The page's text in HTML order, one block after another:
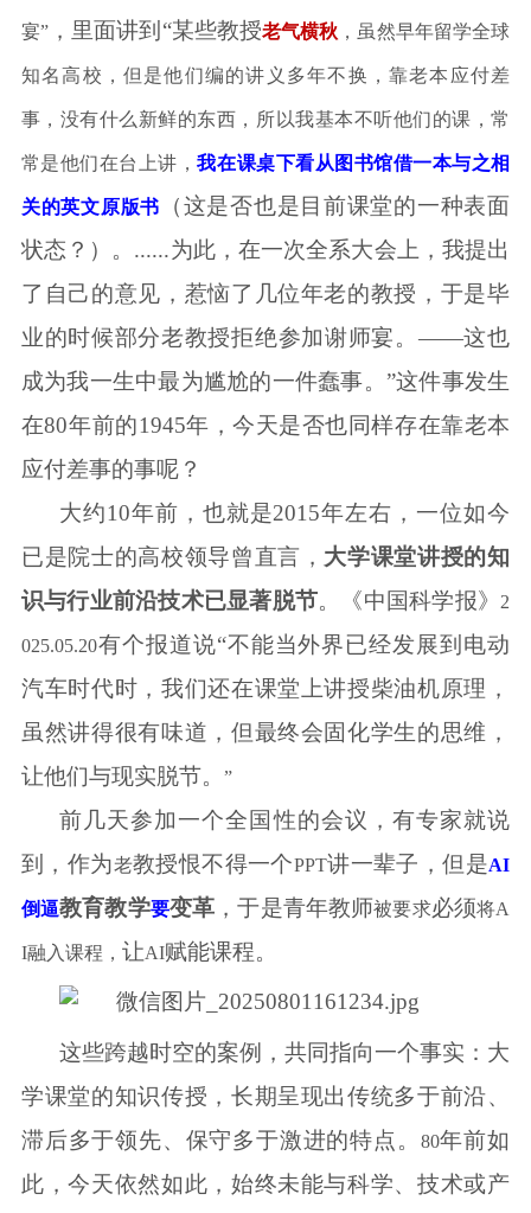
宴” ，里面讲到 “某些教授老气横秋 ，虽然早年留学全球
知名高校，但是他们编的讲义多年不换，靠老本应付差
事，没有什么新鲜的东西，所以我基本不听他们的课，常
常是他们在台上讲，我在课桌下看从图书馆借一本与之相
关的英文原版书
（这是否也是目前课堂的一种表面
状态？）。 ......为此，在一次全系大会上，我提出
了自己的意见，惹恼了几位年老的教授，于是毕
业的时候部分老教授拒绝参加谢师宴。——这也
成为我一生中最为尴尬的一件蠢事。”这件事发生
在80年前的1945年，今天是否也同样存在靠老本
应付差事的事呢？
大约10年前 ，也就是2015年左右， 一位如今
已是院士的高校领导曾直言， 大学课堂讲授的知
识与行业前沿技术已显著脱节。《中国科学报》 2
025.05.20有个报道说“不能当外界已经发展到电动
汽车时代时，我们还在课堂上讲授柴油机原理，
虽然讲得很有味道，但最终会固化学生的思维，
让他们与现实脱节。
”
前几天参加一个全国性的会议，有专家就说
到，作为老教授恨不得一个PPT讲一辈子，但是AI
倒逼教育教学要变革 ，于是青年教师被要求必须将A
I融入课程， 让AI赋能课程。
这些跨越时空的案例，共同指向一个事实：大
学课堂的知识传授，长期呈现出传统多于前沿、
滞后多于领先、保守多于激进的特点。
80年前如
此，今天依然如此，始终未能与科学、技术或产